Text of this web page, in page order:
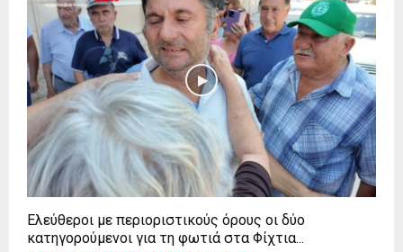
Ελεύθεροι με περιοριστικούς όρους οι δύο
κατηγορούμενοι για τη φωτιά στα Φίχτια...